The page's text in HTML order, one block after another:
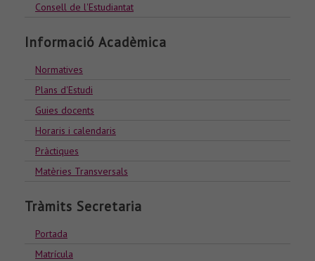
Consell de l'Estudiantat
Informació Acadèmica
Normatives
Plans d'Estudi
Guies docents
Horaris i calendaris
Pràctiques
Matèries Transversals
Tràmits Secretaria
Portada
Matrícula